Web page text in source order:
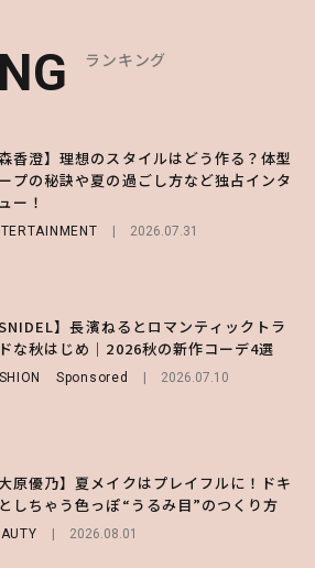
ランキング
森香澄】理想のスタイルはどう作る？体型
プの秘訣や夏の過ごし方など独占インタ
ー！
2026.07.31
SNIDEL】長濱ねるとロマンティックトラ
な秋はじめ｜2026秋の新作コーデ4選
Sponsored 2026.07.10
大原優乃】夏メイクはプレイフルに！ドキ
しちゃう色っぽ“うるみ目”のつくり方
2026.08.01
ランキング
ハローキティ】がスシローと初コラボ♡
弾の気になるメニュー＆限定グッズを総
ック！
2026.07.31
りくるし、すごく新鮮で心地いい」ヘアカ
の様子を独占でお届け♡
2026.07.30
⁉ 39店舗限定『My フルーツ³ フラペチー
』を徹底レポ♡
ランキング
】長濱ねるとロマンティックトラ
ドな秋はじめ｜2026秋の新作コーデ4選
国屋コラボの“優秀保冷バッグ”は夏の強
方！【オトナミューズ9月号増刊】
なく肌見せ！透け感のニュアンスを楽しめ
ストハブアイテム4選